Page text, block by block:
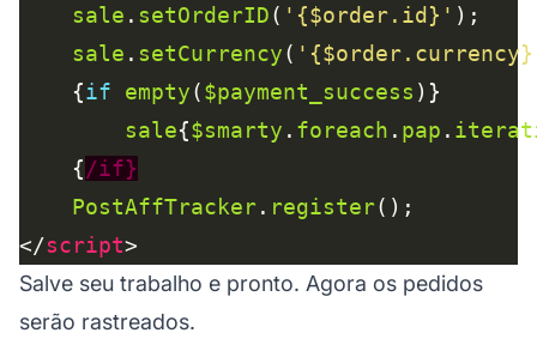
sale . setOrderID( '{$order.id}'
sale . setCurrency(
	{
if empty($payment_success
sale{$smarty . foreach . pap .
	{
/if}
PostAffTracker. register
</script
Salve seu trabalho e pronto. Agora os pedidos
serão rastreados.